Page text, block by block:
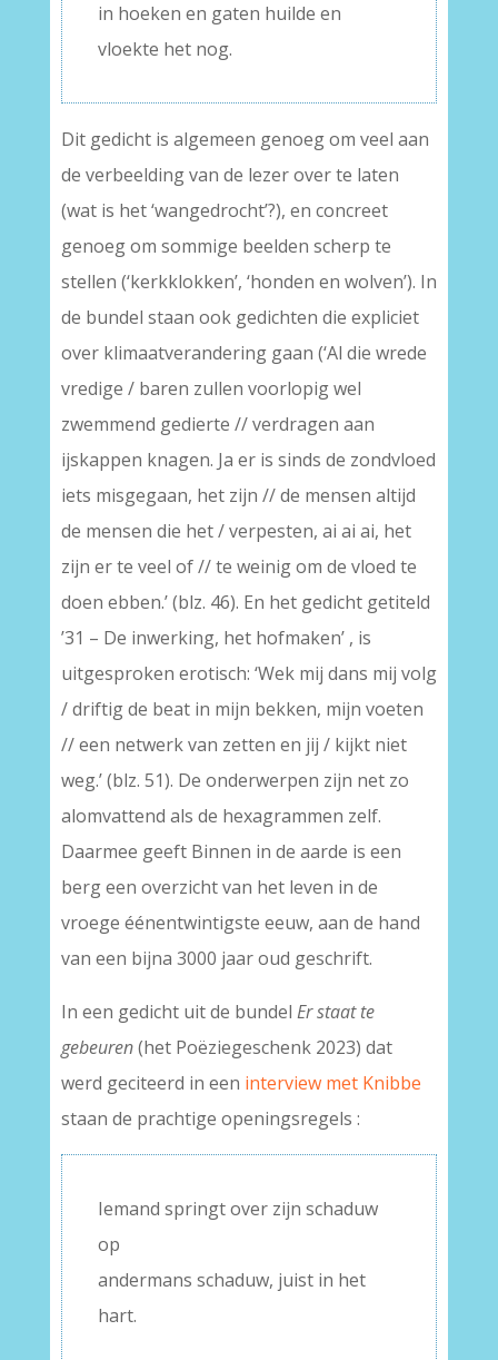
in hoeken en gaten huilde en
vloekte het nog.
Dit gedicht is algemeen genoeg om veel aan
de verbeelding van de lezer over te laten
(wat is het ‘wangedrocht’?), en concreet
genoeg om sommige beelden scherp te
stellen (‘kerkklokken’, ‘honden en wolven’). In
de bundel staan ook gedichten die expliciet
over klimaatverandering gaan (‘Al die wrede
vredige / baren zullen voorlopig wel
zwemmend gedierte // verdragen aan
ijskappen knagen. Ja er is sinds de zondvloed
iets misgegaan, het zijn // de mensen altijd
de mensen die het / verpesten, ai ai ai, het
zijn er te veel of // te weinig om de vloed te
doen ebben.’ (blz. 46). En het gedicht getiteld
’31 – De inwerking, het hofmaken’ , is
uitgesproken erotisch: ‘Wek mij dans mij volg
/ driftig de beat in mijn bekken, mijn voeten
// een netwerk van zetten en jij / kijkt niet
weg.’ (blz. 51). De onderwerpen zijn net zo
alomvattend als de hexagrammen zelf.
Daarmee geeft Binnen in de aarde is een
berg een overzicht van het leven in de
vroege éénentwintigste eeuw, aan de hand
van een bijna 3000 jaar oud geschrift.
In een gedicht uit de bundel Er staat te
gebeuren(het Poëziegeschenk 2023) dat
werd geciteerd in een interview met Knibbe
staan de prachtige openingsregels :
Iemand springt over zijn schaduw
op
andermans schaduw, juist in het
hart.